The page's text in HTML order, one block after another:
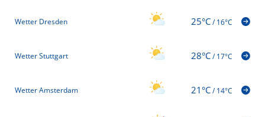
Wetter Dresden 25°C/16°C
Wetter Stuttgart 28°C/17°C
Wetter Amsterdam 21°C/14°C